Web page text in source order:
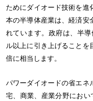
ためにダイオード技術を進
本の半導体産業は、経済安
れています。政府は、半
ル以上に引き上げること
倍に相当します。
パワーダイオードの省エネ
宅、商業、産業分野におい